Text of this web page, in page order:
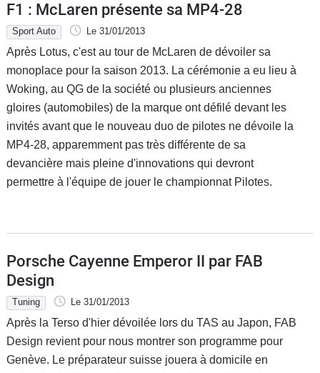
F1 : McLaren présente sa MP4-28
Sport Auto Le 31/01/2013
Après Lotus, c'est au tour de McLaren de dévoiler sa
monoplace pour la saison 2013. La cérémonie a eu lieu à
Woking, au QG de la société ou plusieurs anciennes
gloires (automobiles) de la marque ont défilé devant les
invités avant que le nouveau duo de pilotes ne dévoile la
MP4-28, apparemment pas très différente de sa
devancière mais pleine d'innovations qui devront
permettre à l'équipe de jouer le championnat Pilotes.
Porsche Cayenne Emperor II par FAB
Design
Tuning Le 31/01/2013
Après la Terso d'hier dévoilée lors du TAS au Japon, FAB
Design revient pour nous montrer son programme pour
Genève. Le préparateur suisse jouera à domicile en